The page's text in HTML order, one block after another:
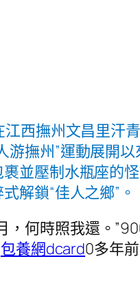
江西撫州文昌里
游撫州”運動展開
並壓制水瓶座的
解鎖“佳人之鄉”。
，何時照我還。
包養網dcard0多年